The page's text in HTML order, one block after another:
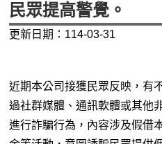
民眾提高警覺。
更新日期：114-03-31
近期本公司接獲民眾反映，有
過社群媒體、通訊軟體或其他
進行詐騙行為，內容涉及假借